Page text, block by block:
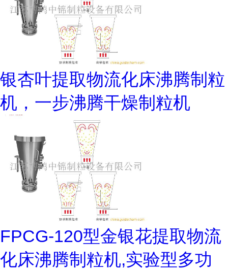
银杏叶提取物流化床沸腾制粒
机，一步沸腾干燥制粒机
FPCG-120型金银花提取物流
化床沸腾制粒机,实验型多功